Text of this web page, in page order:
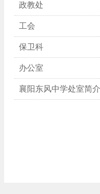
政教处
工会
保卫科
办公室
襄阳东风中学处室简介